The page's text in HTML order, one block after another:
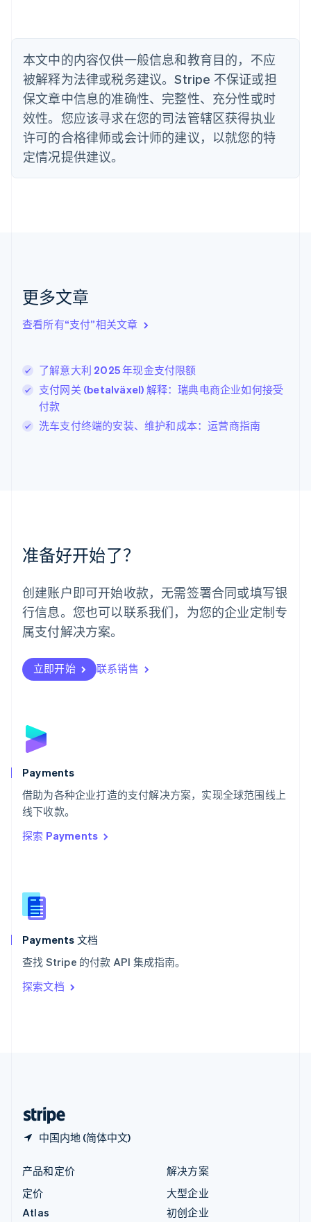
本文中的内容仅供一般信息和教育目的，不应
被解释为法律或税务建议。Stripe 不保证或担
保文章中信息的准确性、完整性、充分性或时
效性。您应该寻求在您的司法管辖区获得执业
许可的合格律师或会计师的建议，以就您的特
定情况提供建议。
更多文章
查看所有“支付”相关文章
了解意大利 2025 年现金支付限额
支付网关 (betalväxel) 解释：瑞典电商企业如何接受
付款
洗车支付终端的安装、维护和成本：运营商指南
准备好开始了？
创建账户即可开始收款，无需签署合同或填写银
行信息。您也可以联系我们，为您的企业定制专
属支付解决方案。
立即开始 联系销售
Payments
借助为各种企业打造的支付解决方案，实现全球范围线上
线下收款。
探索 Payments
Payments 文档
查找 Stripe 的付款 API 集成指南。
探索文档
中国内地 (简体中文)
English
丹麦
English
德国
DeutschEnglish
法国
FrançaisEnglish
芬兰
EnglishSvenska
English Italiano
拉脱维亚
立陶宛
DeutschEnglish
卢森堡
Français Deutsch
罗马尼亚
English
挪威
葡萄牙
Português English
日本
日本語English
瑞典
瑞士
DeutschFrançais
English
斯洛文尼亚
泰国
ไทยEnglish
希腊
English
西班牙
新西兰
English
匈牙利
English
ItalianoEnglish
印度
English
产品和定价
定价
Atlas
解决方案
大型企业
初创企业